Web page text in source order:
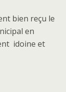
bien reçu le
en
idoine et